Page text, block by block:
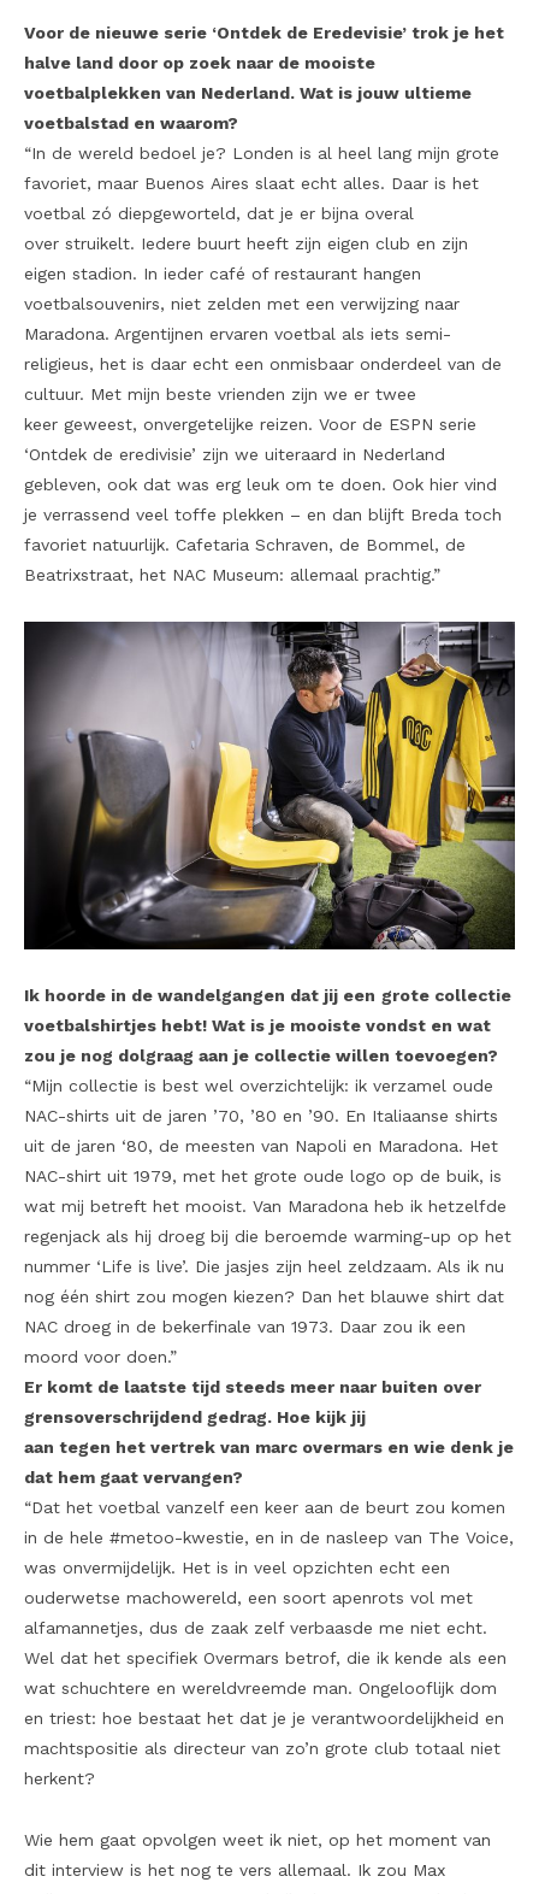
Voor de nieuwe serie ‘Ontdek de Eredevisie’ trok je het
halve land door op zoek naar de mooiste
voetbalplekken van Nederland. Wat is jouw ultieme
voetbalstad en waarom?
“In de wereld bedoel je? Londen is al heel lang mijn grote
favoriet, maar Buenos Aires slaat echt alles. Daar is het
voetbal zó diepgeworteld, dat je er bijna overal
over struikelt. Iedere buurt heeft zijn eigen club en zijn
eigen stadion. In ieder café of restaurant hangen
voetbalsouvenirs, niet zelden met een verwijzing naar
Maradona. Argentijnen ervaren voetbal als iets semi-
religieus, het is daar echt een onmisbaar onderdeel van de
cultuur. Met mijn beste vrienden zijn we er twee
keer geweest, onvergetelijke reizen. Voor de ESPN serie
‘Ontdek de eredivisie’ zijn we uiteraard in Nederland
gebleven, ook dat was erg leuk om te doen. Ook hier vind
je verrassend veel toffe plekken – en dan blijft Breda toch
favoriet natuurlijk. Cafetaria Schraven, de Bommel, de
Beatrixstraat, het NAC Museum: allemaal prachtig.”
Ik hoorde in de wandelgangen dat jij een grote collectie
voetbalshirtjes hebt! Wat is je mooiste vondst en wat
zou je nog dolgraag aan je collectie willen toevoegen?
“Mijn collectie is best wel overzichtelijk: ik verzamel oude
NAC-shirts uit de jaren ’70, ’80 en ’90. En Italiaanse shirts
uit de jaren ‘80, de meesten van Napoli en Maradona. Het
NAC-shirt uit 1979, met het grote oude logo op de buik, is
wat mij betreft het mooist. Van Maradona heb ik hetzelfde
regenjack als hij droeg bij die beroemde warming-up op het
nummer ‘Life is live’. Die jasjes zijn heel zeldzaam. Als ik nu
nog één shirt zou mogen kiezen? Dan het blauwe shirt dat
NAC droeg in de bekerfinale van 1973. Daar zou ik een
moord voor doen.”
Er komt de laatste tijd steeds meer naar buiten over
grensoverschrijdend gedrag. Hoe kijk jij
aan tegen het vertrek van marc overmars en wie denk je
dat hem gaat vervangen?
“Dat het voetbal vanzelf een keer aan de beurt zou komen
in de hele #metoo-kwestie, en in de nasleep van The Voice,
was onvermijdelijk. Het is in veel opzichten echt een
ouderwetse machowereld, een soort apenrots vol met
alfamannetjes, dus de zaak zelf verbaasde me niet echt.
Wel dat het specifiek Overmars betrof, die ik kende als een
wat schuchtere en wereldvreemde man. Ongelooflijk dom
en triest: hoe bestaat het dat je je verantwoordelijkheid en
machtspositie als directeur van zo’n grote club totaal niet
herkent?
Wie hem gaat opvolgen weet ik niet, op het moment van
dit interview is het nog te vers allemaal. Ik zou Max